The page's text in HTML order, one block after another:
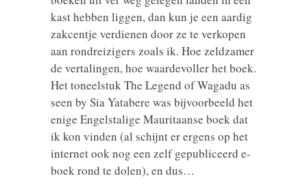
kast hebben liggen, dan kun je een aardig
zakcentje verdienen door ze te verkopen
aan rondreizigers zoals ik. Hoe zeldzamer
de vertalingen, hoe waardevoller het boek.
Het toneelstuk The Legend of Wagadu as
seen by Sia Yatabere was bijvoorbeeld het
enige Engelstalige Mauritaanse boek dat
ik kon vinden (al schijnt er ergens op het
internet ook nog een zelf gepubliceerd e-
boek rond te dolen), en dus…